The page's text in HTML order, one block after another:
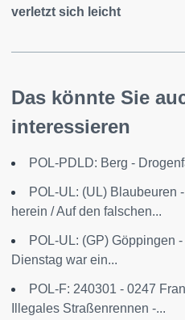
verletzt sich leicht
Das könnte Sie
interessieren
POL-PDLD: Berg -
POL-UL: (UL) Blaubeuren
herein / Auf den falschen...
POL-UL: (GP) Göppingen
Dienstag war ein...
POL-F: 240301 - 0247
Illegales Straßenrennen -...